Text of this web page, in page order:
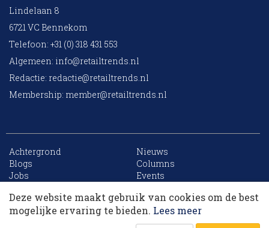
Lindelaan 8
6721 VC Bennekom
Telefoon: +31 (0) 318 431 553
Algemeen: info@retailtrends.nl
Redactie: redactie@retailtrends.nl
Membership: member@retailtrends.nl
Achtergrond
Nieuws
Blogs
Columns
Jobs
Events
Archief
Sitemap
Deze website maakt gebruik van cookies om de best
mogelijke ervaring te bieden. Lees meer
10 collega’s
Korting op events